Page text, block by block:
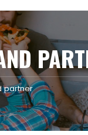
partner